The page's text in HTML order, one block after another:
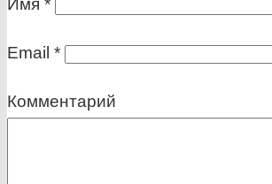
Имя *
Email *
Комментарий